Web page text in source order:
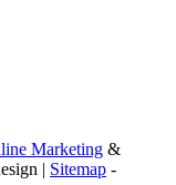
Marketing &
| Sitemap -